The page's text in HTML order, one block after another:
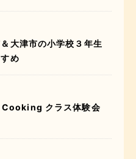
大津市の小学校３年生
め
Cooking クラス体験会